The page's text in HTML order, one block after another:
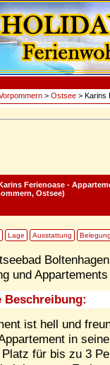
> Ostsee > Karins
Ferienoase -
Ostsee)
Lage Ausstattung
und
Beschreibung:
ist hell und
in
für bis zu 3